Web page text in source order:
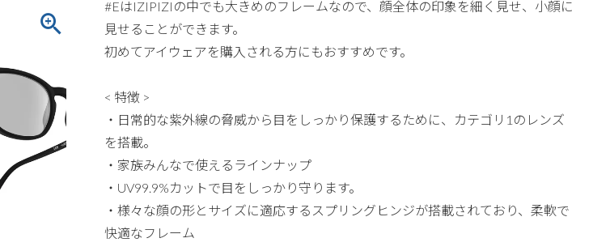
#EはIZIPIZIの中でも大きめのフレームなので、顔全体の印象を細く見せ、小顔に
見せることができます。
初めてアイウェアを購入される方にもおすすめです。
< 特徴 >
・日常的な紫外線の脅威から目をしっかり保護するために、カテゴリ1のレンズ
を搭載。
・家族みんなで使えるラインナップ
・UV99.9%カットで目をしっかり守ります。
・様々な顔の形とサイズに適応するスプリングヒンジが搭載されており、柔軟で
快適なフレーム